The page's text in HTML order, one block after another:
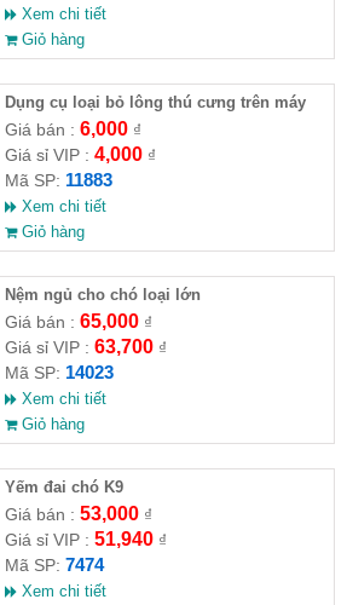
Xem chi tiết
Giỏ hàng
Dụng cụ loại bỏ lông thú cưng trên máy
giặt có thể tái sử dụng tiện lợi
Giá bán : 6,000₫
Giá sỉ VIP : 4,000₫
Mã SP: 11883
Xem chi tiết
Giỏ hàng
Nệm ngủ cho chó loại lớn
Giá bán : 65,000₫
Giá sỉ VIP : 63,700₫
Mã SP: 14023
Xem chi tiết
Giỏ hàng
Yếm đai chó K9
Giá bán : 53,000₫
Giá sỉ VIP : 51,940₫
Mã SP: 7474
Xem chi tiết